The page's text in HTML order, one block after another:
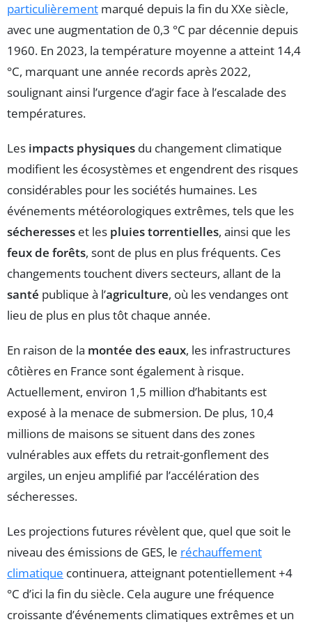
particulièrement marqué depuis la fin du XXe siècle,
avec une augmentation de 0,3 °C par décennie depuis
1960. En 2023, la température moyenne a atteint 14,4
°C, marquant une année records après 2022,
soulignant ainsi l’urgence d’agir face à l’escalade des
températures.
Les impacts physiques du changement climatique
modifient les écosystèmes et engendrent des risques
considérables pour les sociétés humaines. Les
événements météorologiques extrêmes, tels que les
sécheresses et les pluies torrentielles, ainsi que les
feux de forêts, sont de plus en plus fréquents. Ces
changements touchent divers secteurs, allant de la
santé publique à l’agriculture, où les vendanges ont
lieu de plus en plus tôt chaque année.
En raison de la montée des eaux, les infrastructures
côtières en France sont également à risque.
Actuellement, environ 1,5 million d’habitants est
exposé à la menace de submersion. De plus, 10,4
millions de maisons se situent dans des zones
vulnérables aux effets du retrait-gonflement des
argiles, un enjeu amplifié par l’accélération des
sécheresses.
Les projections futures révèlent que, quel que soit le
niveau des émissions de GES, le réchauffement
climatique continuera, atteignant potentiellement +4
°C d’ici la fin du siècle. Cela augure une fréquence
croissante d’événements climatiques extrêmes et un